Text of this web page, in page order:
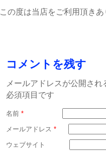
この度は当店をご利用頂き
コメントを残す
メールアドレスが公開さ
必須項目です
名前 *
メールアドレス *
ウェブサイト